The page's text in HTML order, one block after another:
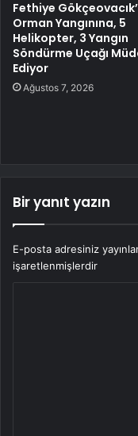
Fethiye
Orman Yangınına, 5
Helikopter, 3 Yangın
Söndürme Uçağı
Ediyor
Ağustos 7, 2026
Bir yanıt yazın
E-posta adresiniz
işaretlenmişlerdir